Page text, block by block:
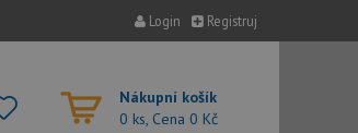
Login Registruj
Nákupní košík
0 ks, Cena 0 Kč